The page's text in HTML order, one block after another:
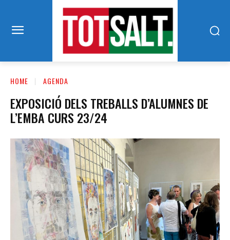
HOME AGENDA
EXPOSICIÓ DELS TREBALLS D’ALUMNES DE
L’EMBA CURS 23/24